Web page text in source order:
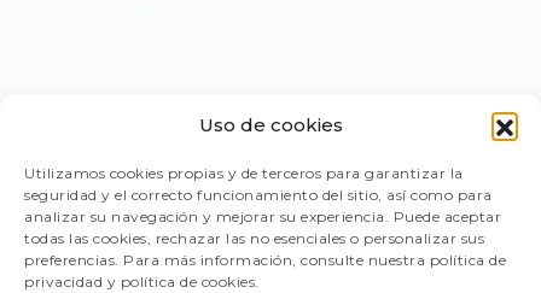
Uso de cookies
Utilizamos cookies propias y de terceros para garantizar la
seguridad y el correcto funcionamiento del sitio, así como para
analizar su navegación y mejorar su experiencia. Puede aceptar
todas las cookies, rechazar las no esenciales o personalizar sus
preferencias. Para más información, consulte nuestra política de
privacidad y política de cookies.
PORTAL PROVEEDORES
LEGISLACIÓN